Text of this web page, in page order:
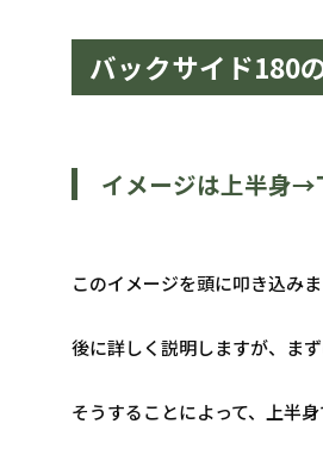
バックサイド180
イメージは上半身
このイメージを頭に叩き込みま
後に詳しく説明しますが、ま
そうすることによって、上半身